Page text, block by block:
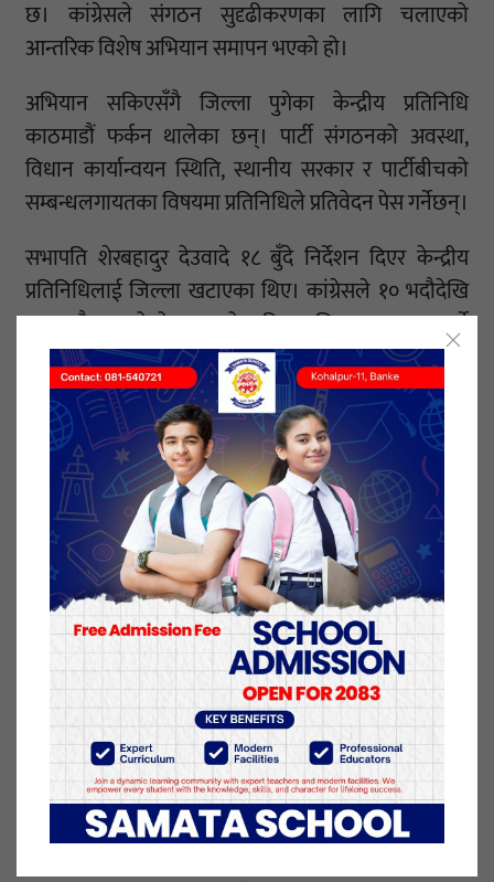
छ। कांग्रेसले संगठन सुदृढीकरणका लागि चलाएको
आन्तरिक विशेष अभियान समापन भएको हो।
अभियान सकिएसँगै जिल्ला पुगेका केन्द्रीय प्रतिनिधि
काठमाडौं फर्कन थालेका छन्। पार्टी संगठनको अवस्था,
विधान कार्यान्वयन स्थिति, स्थानीय सरकार र पार्टीबीचको
सम्बन्धलगायतका विषयमा प्रतिनिधिले प्रतिवेदन पेस गर्नेछन्।
सभापति शेरबहादुर देउवादे १८ बुँदे निर्देशन दिएर केन्द्रीय
प्रतिनिधिलाई जिल्ला खटाएका थिए। कांग्रेसले १० भदौदेखि
२४ भदौसम्म दोस्रो चरणको राष्ट्रिय अभियान सञ्चालन गर्ने
निर्णय गरेको छ।
१० साउनमा सम्पन्न केन्द्रीय समिति बैठकले पार्टी संगठन
सञ्चालनका लागि एक वर्षे कार्यक्रम तयार गरेको छ। सत्ता र
शक्ति वरपर रहँदा संगठन विस्तार क्रमशः कमजोर हुँदै गएपछि
कांग्रेसले एक वर्षसम्म विविध कार्यक्रम गर्ने योजना अगाडि
सारेको छ।
३१ श्रावण २०८०, बुधबार प्रकाशित
यो खबर पढेर तपाईलाई कस्तो महसुस भयो